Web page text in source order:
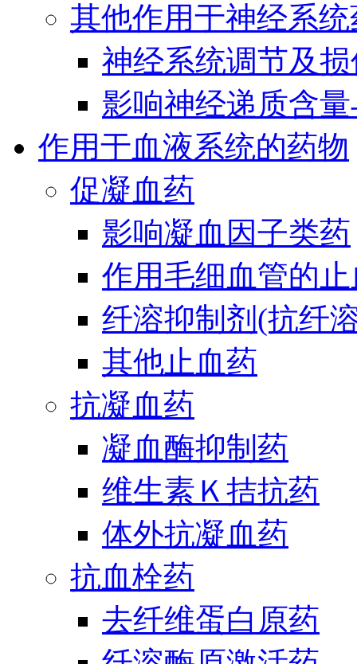
其他作用于神经系统
神经系统调节及
影响神经递质含
作用于血液系统的药物
促凝血药
影响凝血因子类药
作用毛细血管的
纤溶抑制剂(抗纤
其他止血药
抗凝血药
凝血酶抑制药
维生素Ｋ拮抗药
体外抗凝血药
抗血栓药
去纤维蛋白原药